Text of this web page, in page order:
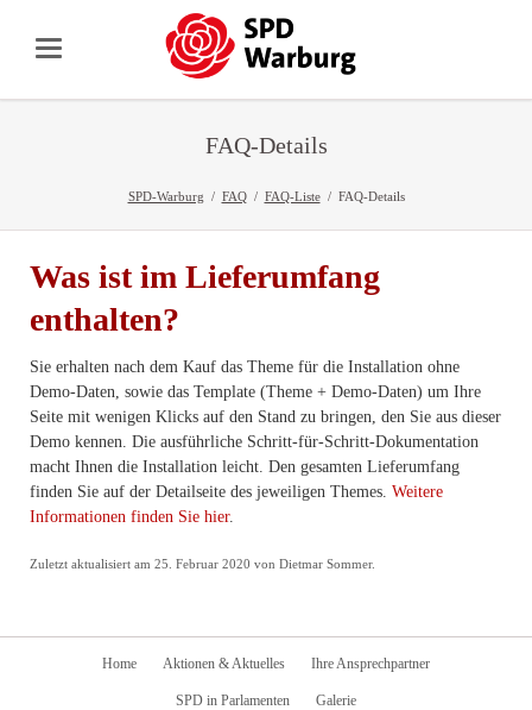
FAQ-Details
SPD-Warburg FAQ FAQ-Liste FAQ-Details
Was ist im Lieferumfang
enthalten?
Sie erhalten nach dem Kauf das Theme für die Installation ohne
Demo-Daten, sowie das Template (Theme + Demo-Daten) um Ihre
Seite mit wenigen Klicks auf den Stand zu bringen, den Sie aus dieser
Demo kennen. Die ausführliche Schritt-für-Schritt-Dokumentation
macht Ihnen die Installation leicht. Den gesamten Lieferumfang
finden Sie auf der Detailseite des jeweiligen Themes. Weitere
Informationen finden Sie hier.
Zuletzt aktualisiert am 25. Februar 2020 von Dietmar Sommer.
Navigation
Home Aktionen & Aktuelles Ihre Ansprechpartner
SPD in Parlamenten Galerie